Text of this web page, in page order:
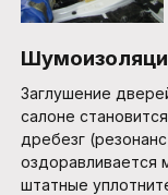
Заглушение
салоне
дребезг
оздоравливается
штатные